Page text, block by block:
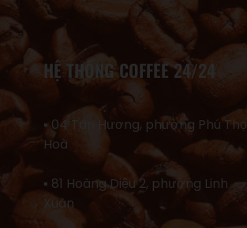
HỆ THỐNG COFFEE 24/24
▪ 04 Tân Hương, phường Phú Thọ
Hoà
▪ 81 Hoàng Diệu 2, phường Linh
Xuân